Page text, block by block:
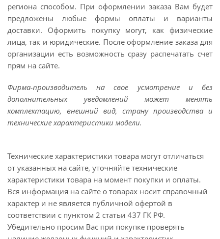
региона способом. При оформлении заказа Вам будет
предложены любые формы оплаты и варианты
доставки. Оформить покупку могут, как физические
лица, так и юридические. После оформление заказа для
организации есть возможность сразу распечатать счет
прям на сайте.
Фирма-производитель на свое усмотрение и без
дополнительных уведомлений может менять
комплектацию, внешний вид, страну производства и
технические характеристики модели.
Технические характеристики товара могут отличаться
от указанных на сайте, уточняйте технические
характеристики товара на момент покупки и оплаты.
Вся информация на сайте о товарах носит справочный
характер и не является публичной офертой в
соответствии с пунктом 2 статьи 437 ГК РФ.
Убедительно просим Вас при покупке проверять